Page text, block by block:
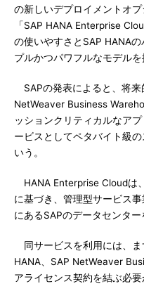
の新しいデプロイメントオ
「SAP HANA Enterprise
の使いやすさとSAP HANA
プルかつパワフルなモデルを
SAPの発表によると、将来
NetWeaver Business
ッションクリティカルなア
ービスとしてペタバイト級
いう。
HANA Enterprise Cloudは
に基づき、管理型サービス
にあるSAPのデータセンター
同サービスを利用には、ま
HANA、SAP NetWeaver
アライセンス契約を結ぶ必